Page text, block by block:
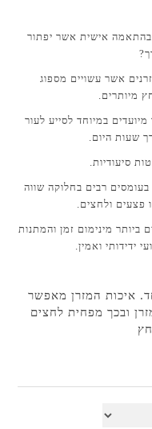
בהתאמה אישית אשר יפתור
אשר עשויים מספוג
מיותרים.
ס"מ ויותר אשר מיועדים במיוחד לסייע לעור
שעות היום.
סיעודיות.
רבים בחלוקה שווה
פצעים ולחצים.
מינימום זמן והמתנות
ידידותי ואמין.
איכות המזרן מאפשר
ובכך מפחית לחצים